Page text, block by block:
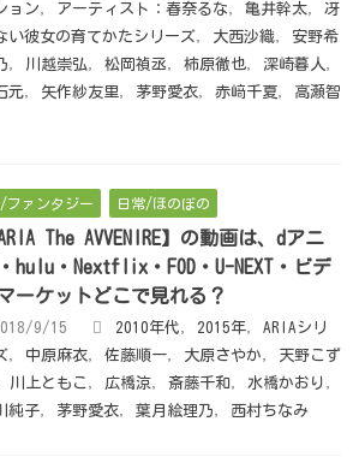
ョン, アーティスト：春奈るな, 亀井幹太, 冴
い彼女の育てかたシリーズ, 大西沙織, 安野希
, 川越崇弘, 松岡禎丞, 柿原徹也, 深崎暮人,
元, 矢作紗友里, 茅野愛衣, 赤﨑千夏, 高瀬智
ファンタジー 日常/ほのぼの
ARIA The AVVENIRE】の動画は、dアニ
hulu・Nextflix・FOD・U-NEXT・ビデ
ーケットどこで見れる？
9/15 2010年代, 2015年, ARIAシリ
, 中原麻衣, 佐藤順一, 大原さやか, 天野こず
川上ともこ , 広橋涼, 斎藤千和, 水橋かおり ,
純子, 茅野愛衣, 葉月絵理乃, 西村ちなみ